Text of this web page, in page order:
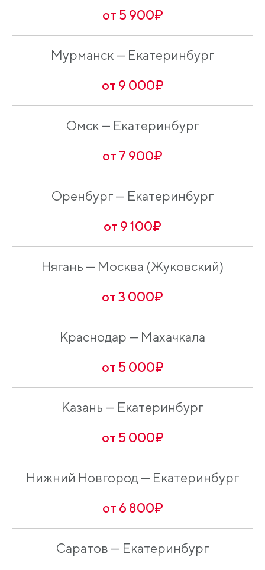
от 5 900₽
Мурманск — Екатеринбург
от 9 000₽
Омск — Екатеринбург
от 7 900₽
Оренбург — Екатеринбург
от 9 100₽
Нягань — Москва (Жуковский)
от 3 000₽
Краснодар — Махачкала
от 5 000₽
Казань — Екатеринбург
от 5 000₽
Нижний Новгород — Екатеринбург
от 6 800₽
Саратов — Екатеринбург